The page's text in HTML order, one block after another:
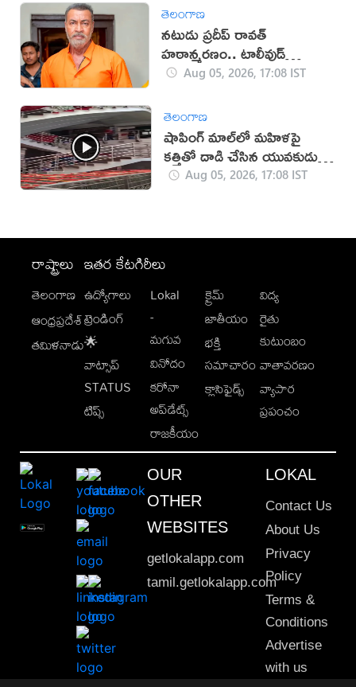
తెలంగాణ
నటుడు ప్రదీప్ రావత్
హఠాన్మరణం.. టాలీవుడ్
స్పందనపై విమర్శలు
Aug 05, 2026, 17:08 IST
తెలంగాణ
షాపింగ్ మాల్‌లో మహిళపై
కత్తితో దాడి చేసిన యువకుడు
(వీడియో)
Aug 05, 2026, 17:08 IST
రాష్ట్రాలు
తెలంగాణ
ఆంధ్రప్రదేశ్
తమిళనాడు
ఇతర కేటగిరీలు
ఉద్యోగాలు
ట్రెండింగ్
🌟
వాట్సాప్
STATUS
టిప్స్
Lokal
-
మగువ
వినోదం
కరోనా
అప్‌డేట్స్
రాజకీయం
క్రైమ్
జాతీయం
భక్తి
సమాచారం
క్లాసిఫైడ్స్
విద్య
రైతు
కుటుంబం
వాతావరణం
వ్యాపార
ప్రపంచం
OUR
OTHER
WEBSITES
getlokalapp.com
tamil.getlokalapp.com
LOKAL
Contact Us
About Us
Privacy
Policy
Terms &
Conditions
Advertise
with us